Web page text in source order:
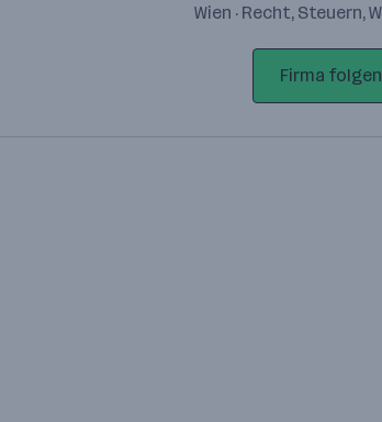
Wien · Recht, Steuern,
Firma folgen